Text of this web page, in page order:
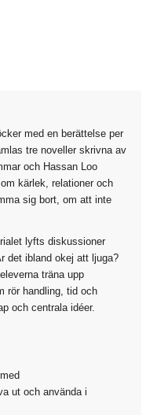
med en berättelse per
tre noveller skrivna av
och Hassan Loo
kärlek, relationer och
sig bort, om att inte
lyfts diskussioner
det ibland okej att ljuga?
träna upp
rör handling, tid och
och centrala idéer.
med
ut och använda i